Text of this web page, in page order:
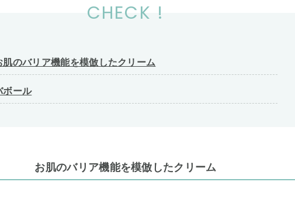
CHECK !
肌のバリア機能を模倣したクリーム
ボール
お肌のバリア機能を模倣したクリーム